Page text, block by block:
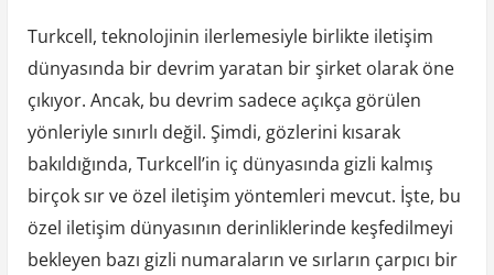
Turkcell, teknolojinin ilerlemesiyle birlikte iletişim
dünyasında bir devrim yaratan bir şirket olarak öne
çıkıyor. Ancak, bu devrim sadece açıkça görülen
yönleriyle sınırlı değil. Şimdi, gözlerini kısarak
bakıldığında, Turkcell’in iç dünyasında gizli kalmış
birçok sır ve özel iletişim yöntemleri mevcut. İşte, bu
özel iletişim dünyasının derinliklerinde keşfedilmeyi
bekleyen bazı gizli numaraların ve sırların çarpıcı bir